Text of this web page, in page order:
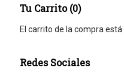
Tu Carrito (0)
El carrito de la compra está
Redes Sociales